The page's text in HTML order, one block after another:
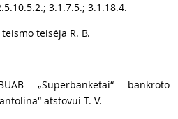
3.1.7.5.; 3.1.18.4.
teisėja R. B.
„Superbanketai“ bankroto
atstovui T. V.